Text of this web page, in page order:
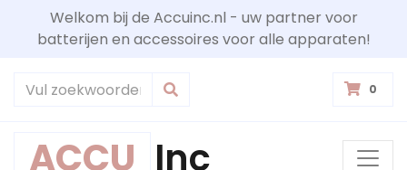
Welkom bij de Accuinc.nl - uw partner voor
batterijen en accessoires voor alle apparaten!
0
ACCU Inc